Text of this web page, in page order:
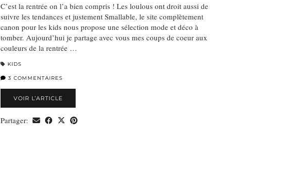
C’est la rentrée on l’a bien compris ! Les loulous ont droit aussi de
suivre les tendances et justement Smallable, le site complètement
canon pour les kids nous propose une sélection mode et déco à
tomber. Aujourd’hui je partage avec vous mes coups de coeur aux
couleurs de la rentrée …
KIDS
3 COMMENTAIRES
VOIR L’ARTICLE
Partager: